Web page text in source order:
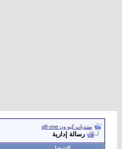
منتديات كيو ون q8-one
رسالة إدارية